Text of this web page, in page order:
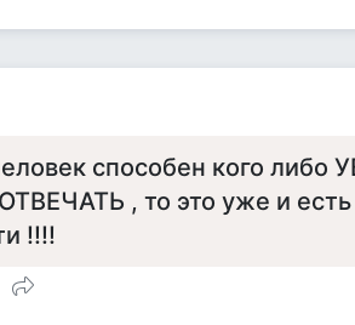
способен кого либо
, то это уже и есть
!!!!